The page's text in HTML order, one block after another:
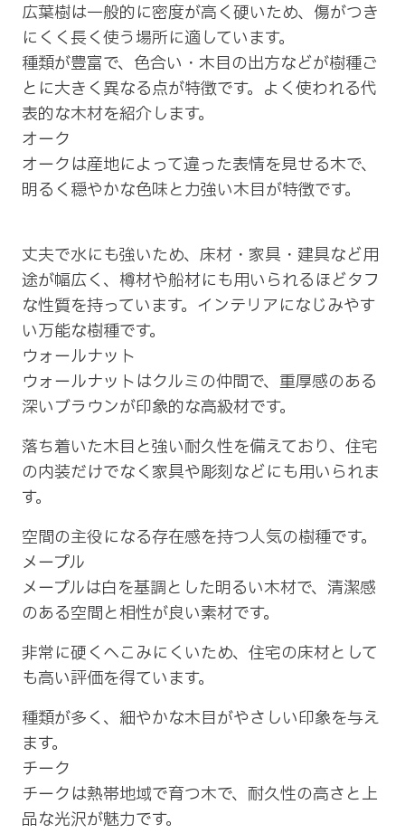
広葉樹は一般的に密度が高く硬いため、傷がつき
にくく長く使う場所に適しています。
種類が豊富で、色合い・木目の出方などが樹種ご
とに大きく異なる点が特徴です。よく使われる代
表的な木材を紹介します。
オーク
オークは産地によって違った表情を見せる木で、
明るく穏やかな色味と力強い木目が特徴です。
丈夫で水にも強いため、床材・家具・建具など用
途が幅広く、樽材や船材にも用いられるほどタフ
な性質を持っています。インテリアになじみやす
い万能な樹種です。
ウォールナット
ウォールナットはクルミの仲間で、重厚感のある
深いブラウンが印象的な高級材です。
落ち着いた木目と強い耐久性を備えており、住宅
の内装だけでなく家具や彫刻などにも用いられま
す。
空間の主役になる存在感を持つ人気の樹種です。
メープル
メープルは白を基調とした明るい木材で、清潔感
のある空間と相性が良い素材です。
非常に硬くへこみにくいため、住宅の床材として
も高い評価を得ています。
種類が多く、細やかな木目がやさしい印象を与え
ます。
チーク
チークは熱帯地域で育つ木で、耐久性の高さと上
品な光沢が魅力です。